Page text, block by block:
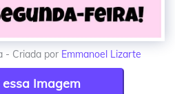
- Criada por Emmanoel Lizarte
Imagem